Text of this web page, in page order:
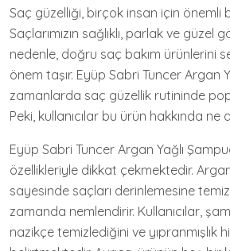
Saç güzelliği, birçok insan için önemli
Saçlarımızın sağlıklı, parlak ve güzel
nedenle, doğru saç bakım ürünlerini
önem taşır. Eyüp Sabri Tuncer Argan
zamanlarda saç güzellik rutininde
Peki, kullanıcılar bu ürün hakkında ne
Eyüp Sabri Tuncer Argan Yağlı
özellikleriyle dikkat çekmektedir.
sayesinde saçları derinlemesine
zamanda nemlendirir. Kullanıcılar,
nazikçe temizlediğini ve yıpranmışlık